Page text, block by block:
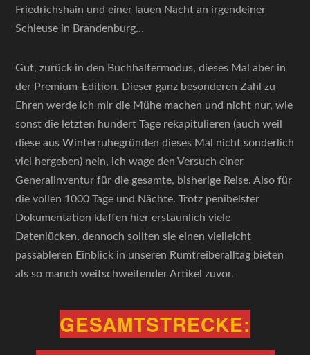
Friedrichshain und einer lauen Nacht an irgendeiner
Schleuse in Brandenburg…
Gut, zurück in den Buchhaltermodus, dieses Mal aber in
der Premium-Edition. Dieser ganz besonderen Zahl zu
Ehren werde ich mir die Mühe machen und nicht nur, wie
sonst die letzten hundert Tage rekapitulieren (auch weil
diese aus Winterruhegründen dieses Mal nicht sonderlich
viel hergeben) nein, ich wage den Versuch einer
Generalinventur für die gesamte, bisherige Reise. Also für
die vollen 1000 Tage und Nächte. Trotz penibelster
Dokumentation klaffen hier erstaunlich viele
Datenlücken, dennoch sollten sie einen vielleicht
passableren Einblick in unseren Rumtreiberalltag bieten
als so manch weitschweifender Artikel zuvor.
GESAMTSTRECKE: